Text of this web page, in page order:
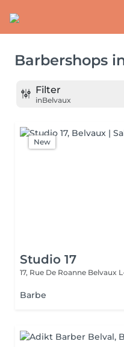
Barbershops
Filter
inBelvaux
New
Studio 17
17, Rue De Roanne Belvaux
Barbe